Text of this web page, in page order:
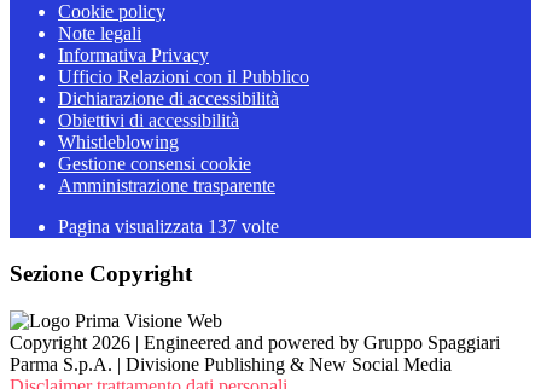
Cookie policy
Note legali
Informativa Privacy
Ufficio Relazioni con il Pubblico
Dichiarazione di accessibilità
Obiettivi di accessibilità
Whistleblowing
Gestione consensi cookie
Amministrazione trasparente
Pagina visualizzata 137 volte
Sezione Copyright
Copyright 2026 | Engineered and powered by Gruppo Spaggiari
Parma S.p.A. | Divisione Publishing & New Social Media